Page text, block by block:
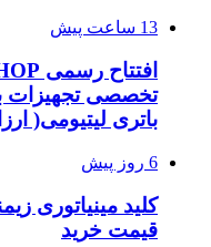
13 ساعت پیش
تخصصی تجهیزات
باتری لیتیومی(
6 روز پیش
قیمت خرید